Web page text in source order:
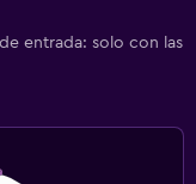
entrada: solo con las